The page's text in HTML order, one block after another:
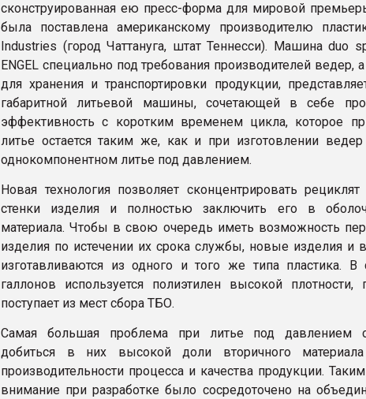
сконструированная ею пресс-форма для мировой
была поставлена американскому производителю
Industries (город Чаттануга, штат Теннесси). Машина duo
ENGEL специально под требования производителей ведер,
для хранения и транспортировки продукции,
габаритной литьевой машины, сочетающей в себе
эффективность с коротким временем цикла, которое
литье остается таким же, как и при изготовлении
однокомпонентном литье под давлением.
Новая технология позволяет сконцентрировать
стенки изделия и полностью заключить его в
материала. Чтобы в свою очередь иметь возможность
изделия по истечении их срока службы, новые изделия и
изготавливаются из одного и того же типа пластика.
галлонов используется полиэтилен высокой
поступает из мест сбора ТБО.
Самая большая проблема при литье под давлением
добиться в них высокой доли вторичного
производительности процесса и качества продукции.
внимание при разработке было сосредоточено на